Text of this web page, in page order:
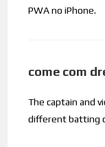
PWA no iPhone.
come com
The captain and
different batting